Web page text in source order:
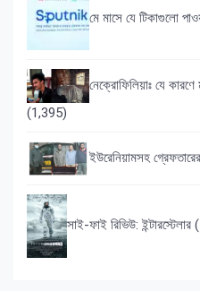
মে মাসে যে টিকাগুলো
নেক্রোফিলিয়াঃ যে
(1,395)
ইউরেনিয়ামসহ
সাই-ফাই রিভিউ: ইন্টারস্টেলার